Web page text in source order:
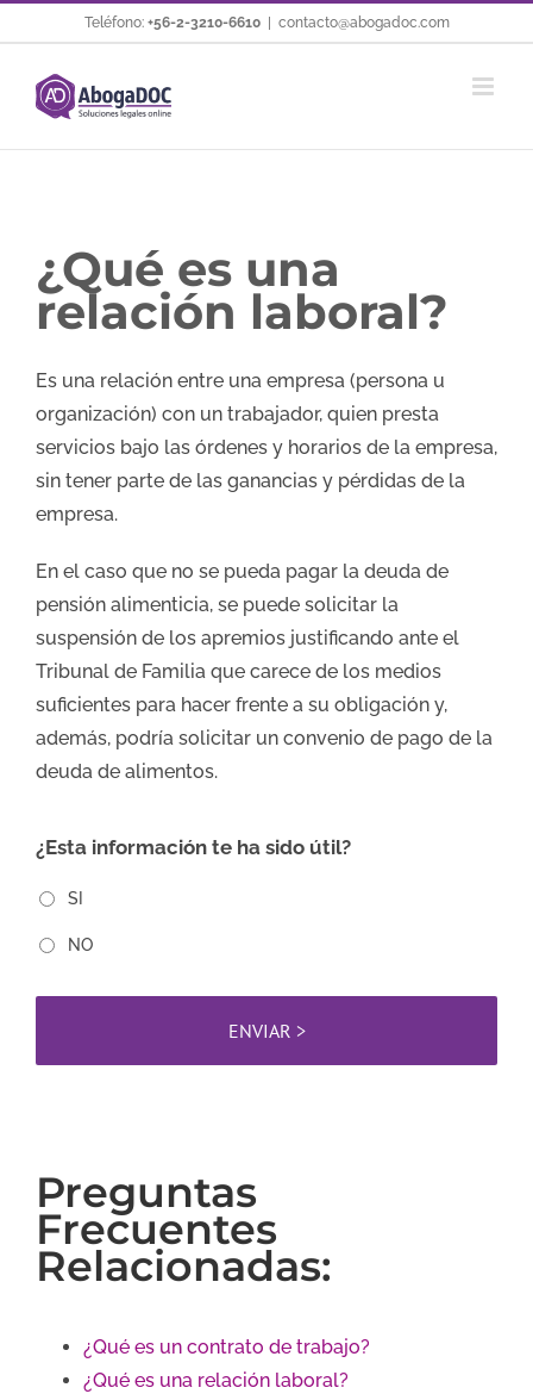
al
contenido
Teléfono: +56-2-3210-6610 contacto@abogadoc.com
¿Qué es una
relación laboral?
Es una relación entre una empresa (persona u
organización) con un trabajador, quien presta
servicios bajo las órdenes y horarios de la empresa,
sin tener parte de las ganancias y pérdidas de la
empresa.
En el caso que no se pueda pagar la deuda de
pensión alimenticia, se puede solicitar la
suspensión de los apremios justificando ante el
Tribunal de Familia que carece de los medios
suficientes para hacer frente a su obligación y,
además, podría solicitar un convenio de pago de la
deuda de alimentos.
¿Esta información te ha sido útil?
SI
NO
Preguntas
Frecuentes
Relacionadas:
¿Qué es un contrato de trabajo?
¿Qué es una relación laboral?